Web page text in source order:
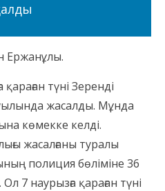
Ержанұлы.
түні Зеренді
жасалды. Мұнда
көмекке келді.
жасалғаны туралы
полиция бөліміне 36
7 наурызға қараған түні